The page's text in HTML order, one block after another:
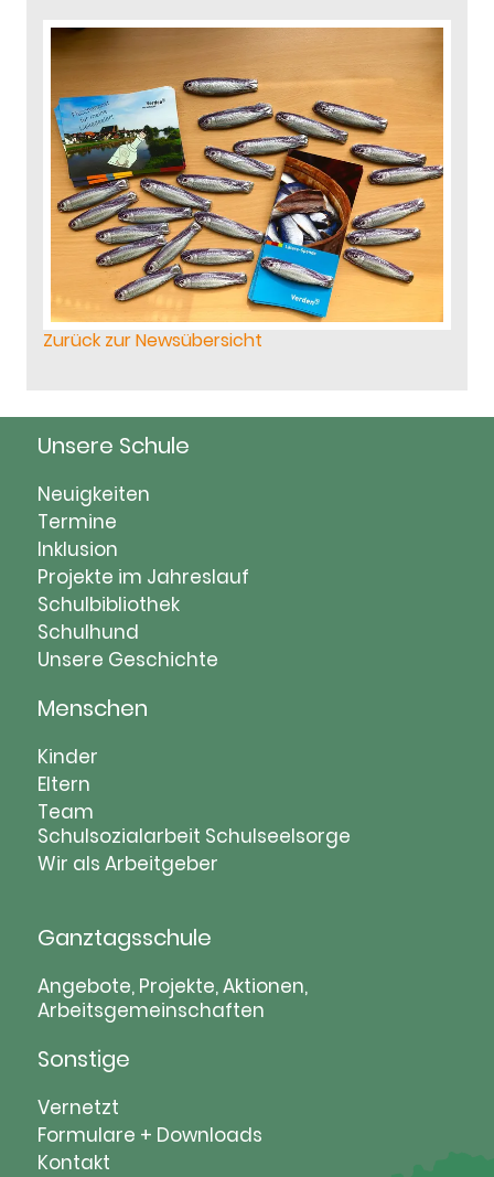
Zurück zur Newsübersicht
Unsere Schule
Navigation
überspringen
Neuigkeiten
Termine
Inklusion
Projekte im Jahreslauf
Schulbibliothek
Schulhund
Unsere Geschichte
Menschen
Navigation
überspringen
Kinder
Eltern
Team
Schulsozialarbeit Schulseelsorge
Wir als Arbeitgeber
Ganztagsschule
Navigation
überspringen
Angebote, Projekte, Aktionen,
Arbeitsgemeinschaften
Sonstige
Navigation
überspringen
Vernetzt
Formulare + Downloads
Kontakt